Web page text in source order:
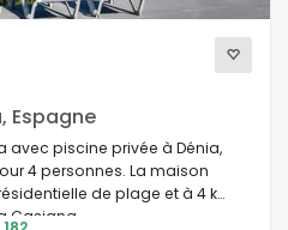
Espagne
avec piscine privée à Dénia,
4 personnes. La maison
de plage et à 4 km
Casiana.